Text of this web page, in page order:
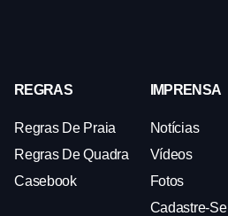
REGRAS
Regras De Praia
Regras De Quadra
Casebook
IMPRENSA
Notícias
Vídeos
Fotos
Cadastre-Se